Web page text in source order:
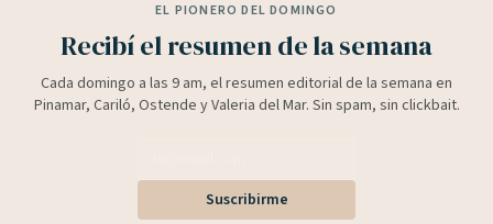
EL PIONERO DEL DOMINGO
Recibí el resumen de la semana
Cada domingo a las 9 am, el resumen editorial de la semana en
Pinamar, Cariló, Ostende y Valeria del Mar. Sin spam, sin clickbait.
Suscribirme